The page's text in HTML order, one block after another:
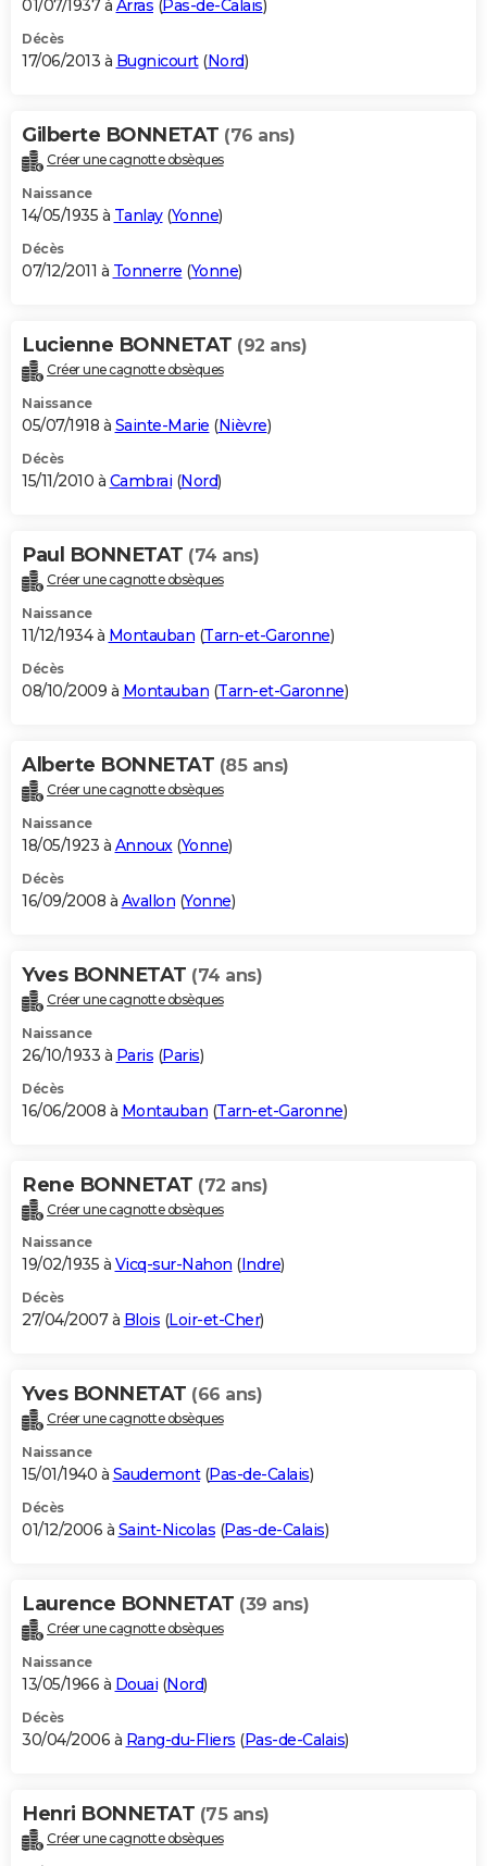
01/07/1937 à Arras (Pas-de-Calais)
Décès
17/06/2013 à Bugnicourt(Nord)
Gilberte BONNETAT (76 ans)
Créer une cagnotte obsèques
Naissance
14/05/1935 à Tanlay(Yonne)
Décès
07/12/2011 à Tonnerre (Yonne)
Lucienne BONNETAT (92 ans)
Créer une cagnotte obsèques
Naissance
05/07/1918 à Sainte-Marie (Nièvre)
Décès
15/11/2010 à Cambrai (Nord)
Paul BONNETAT (74 ans)
Créer une cagnotte obsèques
Naissance
11/12/1934 à Montauban (Tarn-et-Garonne)
Décès
08/10/2009 à Montauban (Tarn-et-Garonne)
Alberte BONNETAT (85 ans)
Créer une cagnotte obsèques
Naissance
18/05/1923 à Annoux(Yonne)
Décès
16/09/2008 à Avallon (Yonne)
Yves BONNETAT (74 ans)
Créer une cagnotte obsèques
Naissance
26/10/1933 à Paris (Paris)
Décès
16/06/2008 à Montauban (Tarn-et-Garonne)
Rene BONNETAT (72 ans)
Créer une cagnotte obsèques
Naissance
19/02/1935 à Vicq-sur-Nahon (Indre)
Décès
27/04/2007 à Blois (Loir-et-Cher)
Yves BONNETAT (66 ans)
Créer une cagnotte obsèques
Naissance
15/01/1940 à Saudemont(Pas-de-Calais)
Décès
01/12/2006 à Saint-Nicolas (Pas-de-Calais)
Laurence BONNETAT (39 ans)
Créer une cagnotte obsèques
Naissance
13/05/1966 à Douai (Nord)
Décès
30/04/2006 à Rang-du-Fliers (Pas-de-Calais)
Henri BONNETAT (75 ans)
Créer une cagnotte obsèques